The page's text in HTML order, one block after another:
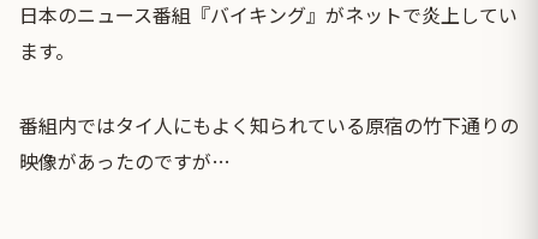
日本のニュース番組『バイキング』がネットで炎上してい
ます。
番組内ではタイ人にもよく知られている原宿の竹下通りの
映像があったのですが…